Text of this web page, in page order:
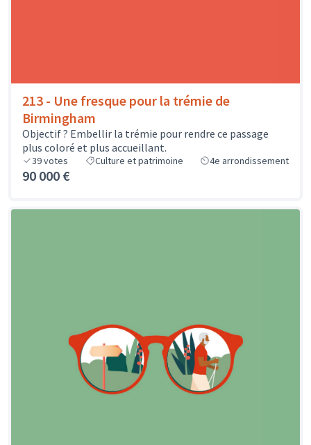
213 - Une fresque pour la trémie de
Birmingham
Objectif ? Embellir la trémie pour rendre ce passage
plus coloré et plus accueillant.
39votes Culture et patrimoine 4e arrondissement
90 000 €